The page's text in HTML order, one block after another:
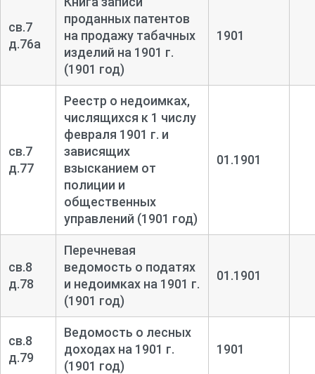
св.7
д.76а
проданных патентов
на продажу табачных
изделий на 1901 г.
(1901 год)
1901
св.7
д.77
Реестр о недоимках,
числящихся к 1 числу
февраля 1901 г. и
зависящих
взысканием от
полиции и
общественных
управлений (1901 год)
01.1901
св.8
д.78
Перечневая
ведомость о податях
и недоимках на 1901 г.
(1901 год)
01.1901
св.8
д.79
Ведомость о лесных
доходах на 1901 г.
(1901 год)
1901